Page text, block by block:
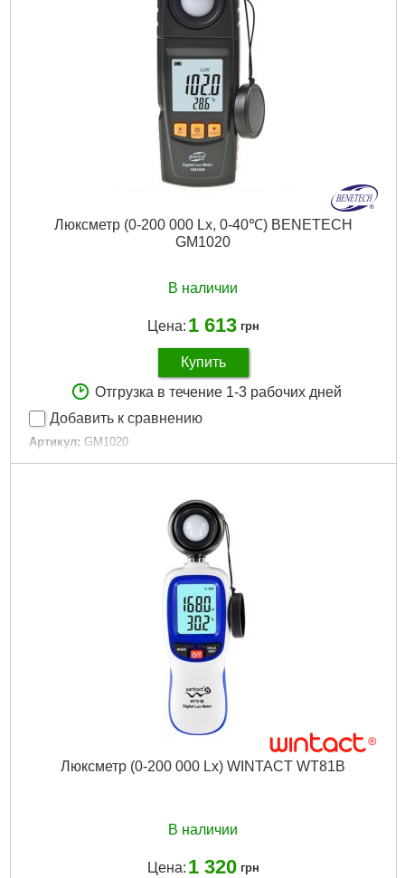
Люксметр (0-200 000 Lx, 0-40℃) BENETECH
GM1020
В наличии
Цена: 1 613 грн
Купить
Отгрузка в течение 1-3 рабочих дней
Добавить к сравнению
Артикул: GM1020
Код товара: 22.64.99
Подробнее...
Люксметр (0-200 000 Lx) WINTACT WT81B
В наличии
Цена: 1 320 грн